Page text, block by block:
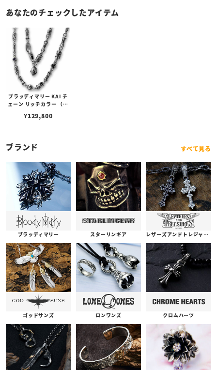
あなたのチェックしたアイテム
ブラッディマリー KAI チ
ェーン リッチカラー （極
¥129,800
ブランド すべて見る
ブラッディマリー スターリンギア レザーズアンドトレジャーズ
ゴッドサンズ ロンワンズ クロムハーツ